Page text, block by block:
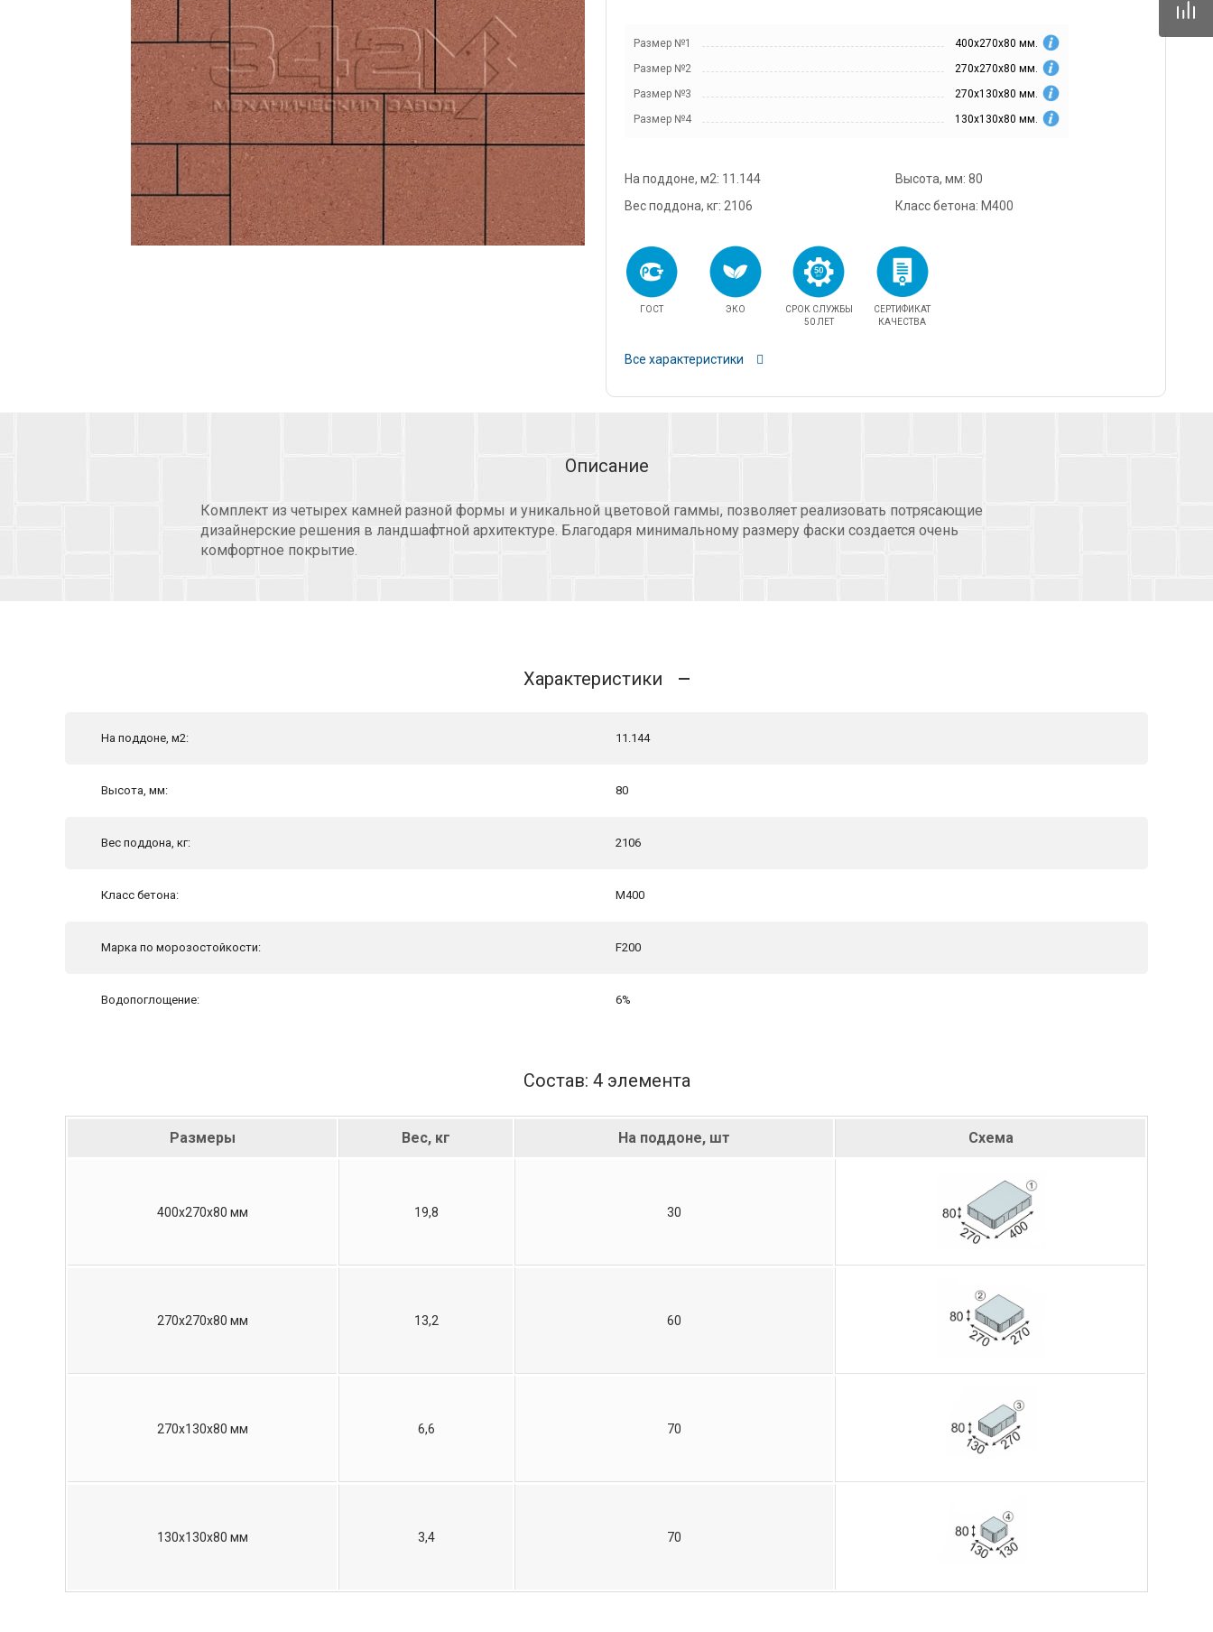
г. Домодедово. Отдел
u.povarnitcyna@342mz.ru
Размер №1
400х270х80 мм.
Размер №2
270х270х80 мм.
Размер №3
270х130х80 мм.
Размер №4
130х130х80 мм.
На поддоне, м2: 11.144
Высота, мм: 80
Вес поддона, кг: 2106
Класс бетона: М400
ГОСТ ЭКО
СРОК СЛУЖБЫ
50 ЛЕТ
СЕРТИФИКАТ
КАЧЕСТВА
Все характеристики
Описание
Комплект из четырех камней разной формы и уникальной цветовой гаммы, позволяет реализовать потрясающие
дизайнерские решения в ландшафтной архитектуре. Благодаря минимальному размеру фаски создается очень
комфортное покрытие.
Характеристики
На поддоне, м2: 11.144
Высота, мм: 80
Вес поддона, кг: 2106
Класс бетона: М400
Марка по морозостойкости: F200
Водопоглощение: 6%
Состав: 4 элемента
Размеры Вес, кг На поддоне, шт Схема
400х270х80 мм 19,8 30
270х270х80 мм 13,2 60
270х130х80 мм 6,6 70
130х130х80 мм 3,4 70